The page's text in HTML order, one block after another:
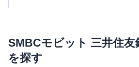
SMBCモビット 三井住
を探す